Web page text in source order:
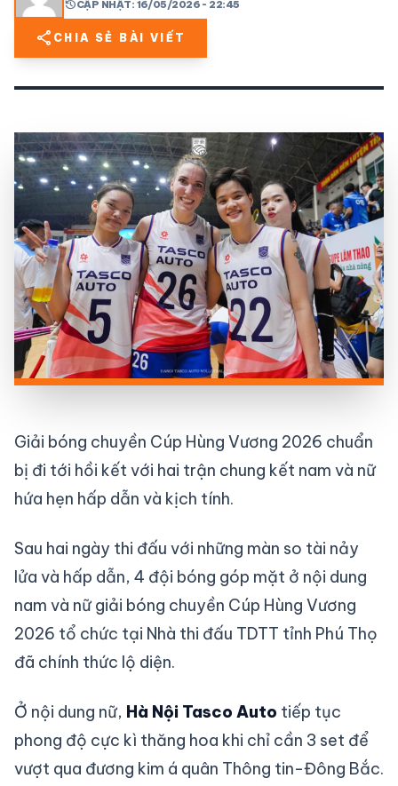
mail
historyCẬP NHẬT: 16/05/2026 - 22:45
share CHIA SẺ BÀI VIẾT
Giải bóng chuyền Cúp Hùng Vương 2026 chuẩn
bị đi tới hồi kết với hai trận chung kết nam và nữ
hứa hẹn hấp dẫn và kịch tính.
Sau hai ngày thi đấu với những màn so tài nảy
lửa và hấp dẫn, 4 đội bóng góp mặt ở nội dung
nam và nữ giải bóng chuyền Cúp Hùng Vương
2026 tổ chức tại Nhà thi đấu TDTT tỉnh Phú Thọ
đã chính thức lộ diện.
Ở nội dung nữ, Hà Nội Tasco Auto tiếp tục
phong độ cực kì thăng hoa khi chỉ cần 3 set để
vượt qua đương kim á quân Thông tin-Đông Bắc.